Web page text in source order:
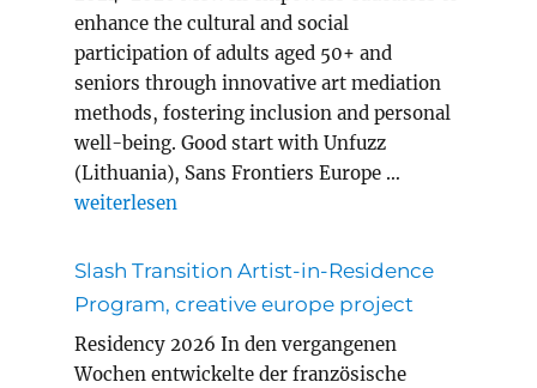
enhance the cultural and social
participation of adults aged 50+ and
seniors through innovative art mediation
methods, fostering inclusion and personal
well-being. Good start with Unfuzz
(Lithuania), Sans Frontiers Europe …
„MEWELL erasmus+ project adult education“
weiterlesen
Slash Transition Artist-in-Residence
Program, creative europe project
Residency 2026 In den vergangenen
Wochen entwickelte der französische